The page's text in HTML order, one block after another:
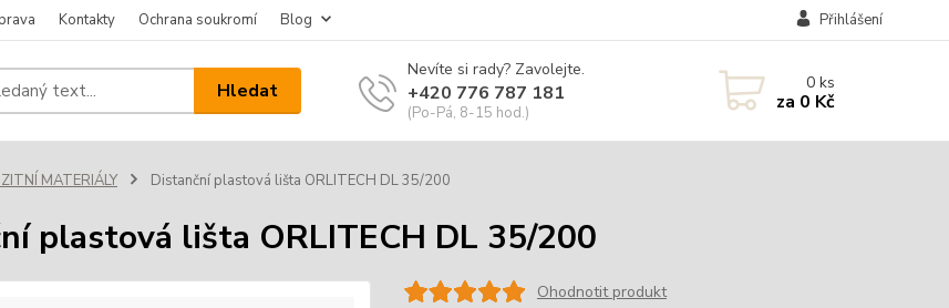
Kontakty Ochrana soukromí Blog Přihlášení
Hledat
Nevíte si rady? Zavolejte.
+420 776 787 181
(Po-Pá, 8-15 hod.)
0ks
za 0 Kč
MATERIÁLY Distanční plastová lišta ORLITECH DL 35/200
plastová lišta ORLITECH DL 35/200
Ohodnotit produkt